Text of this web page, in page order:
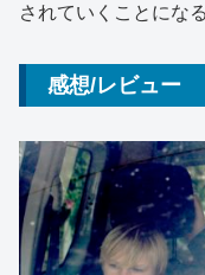
されていくことになる
感想/レビュー